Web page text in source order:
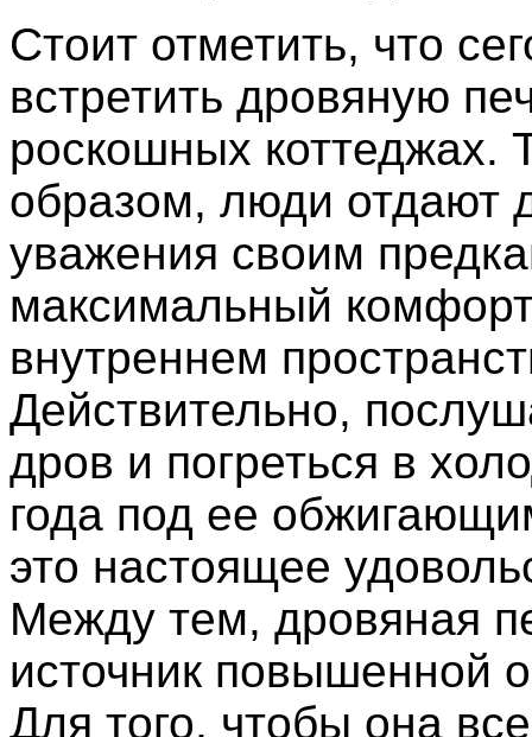
Стоит отметить, что
встретить дровяную
роскошных коттеджах.
образом, люди отдают
уважения своим
максимальный
внутреннем
Действительно,
дров и погреться в
года под ее
это настоящее
Между тем, дровяная
источник повышенной
Для того, чтобы она